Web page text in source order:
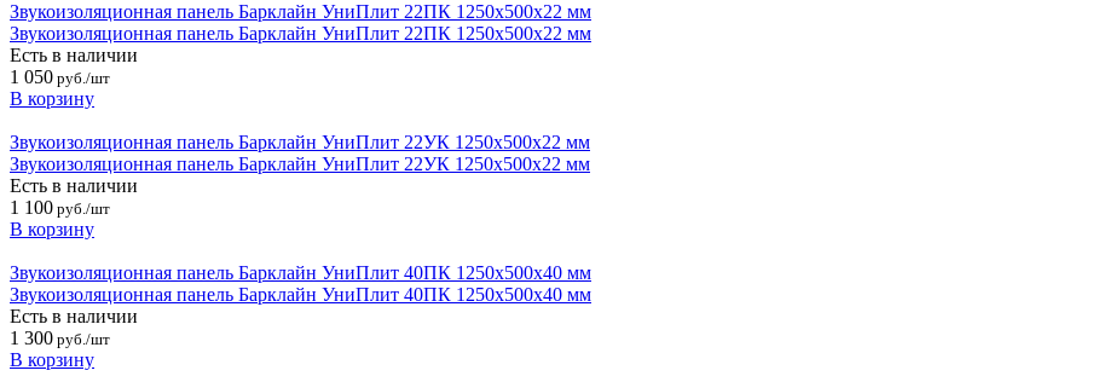
Звукоизоляционная панель Барклайн УниПлит 22ПК 1250х500х22 мм
Звукоизоляционная панель Барклайн УниПлит 22ПК 1250х500х22 мм
Есть в наличии
1 050 руб./шт
В корзину
Звукоизоляционная панель Барклайн УниПлит 22УК 1250х500х22 мм
Звукоизоляционная панель Барклайн УниПлит 22УК 1250х500х22 мм
Есть в наличии
1 100 руб./шт
В корзину
Звукоизоляционная панель Барклайн УниПлит 40ПК 1250х500х40 мм
Звукоизоляционная панель Барклайн УниПлит 40ПК 1250х500х40 мм
Есть в наличии
1 300 руб./шт
В корзину